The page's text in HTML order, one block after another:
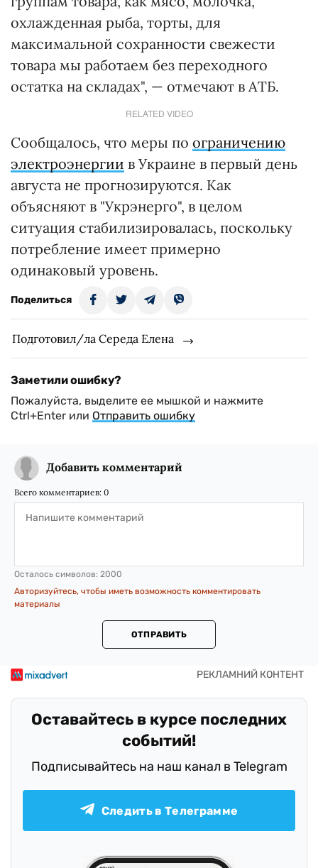
охлажденная рыба, торты, для
максимальной сохранности свежести
товара мы работаем без переходного
остатка на складах", — отмечают в АТБ.
RELATED VIDEO
Сообщалось, что меры по ограничению
электроэнергии в Украине в первый день
августа не прогнозируются. Как
объясняют в "Укрэнерго", в целом
ситуация стабилизировалась, поскольку
потребление имеет примерно
одинаковый уровень.
Поделиться
Подготовил/ла Середа Елена
Заметили ошибку?
Пожалуйста, выделите ее мышкой и нажмите
Ctrl+Enter или Отправить ошибку
Добавить комментарий
Всего комментариев: 0
Осталось символов: 2000
Авторизуйтесь, чтобы иметь возможность комментировать
материалы
ОТПРАВИТЬ
Оставайтесь в курсе последних
событий!
Подписывайтесь на наш канал в Telegram
Следить в Телеграмме